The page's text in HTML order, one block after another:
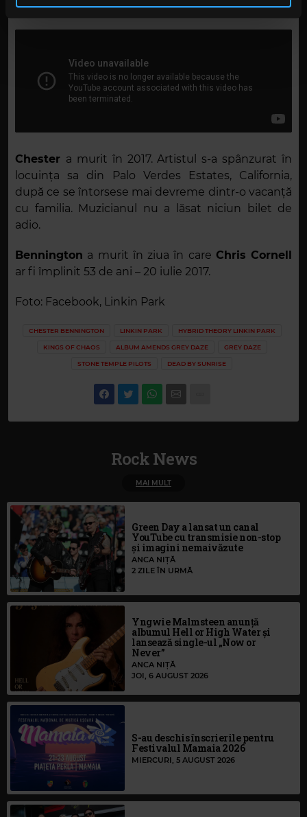
în urma folosirii serviciilor lor. În cazul în care alegeți să
continuați să utilizați website-ul nostru, sunteți de acord
turneu nord-american.
Chester a murit în 2017. Artistul s-a spânzurat în
locuința sa din Palo Verdes Estates, California,
după ce se întorsese mai devreme dintr-o vacanță
cu familia. Muzicianul nu a lăsat niciun bilet de
adio.
Bennington a murit în ziua în care Chris Cornell
ar fi împlinit 53 de ani – 20 iulie 2017.
Foto: Facebook, Linkin Park
CHESTER BENNINGTON LINKIN PARK HYBRID THEORY LINKIN PARK
KINGS OF CHAOS ALBUM AMENDS GREY DAZE GREY DAZE
STONE TEMPLE PILOTS DEAD BY SUNRISE
Rock News
MAI MULT
Green Day a lansat un canal
YouTube cu transmisie non-stop
și imagini nemaivăzute
ANCA NIȚĂ
2 ZILE ÎN URMĂ
Yngwie Malmsteen anunță
albumul Hell or High Water și
lansează single-ul „Now or
Never”
ANCA NIȚĂ
JOI, 6 AUGUST 2026
S-au deschis înscrierile pentru
Festivalul Mamaia 2026
MIERCURI, 5 AUGUST 2026